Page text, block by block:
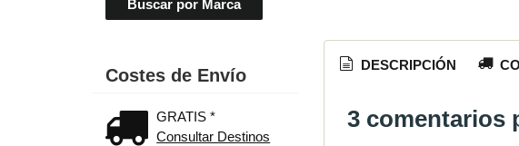
Costes de Envío
GRATIS *
Consultar Destinos
DESCRIPCIÓN
3 comentarios